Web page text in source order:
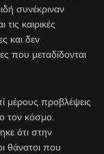
συνέκριναν
καιρικές
και δεν
που μεταδίδονται
μέρους προβλέψεις
τον κόσμο.
ότι στην
θάνατοι που